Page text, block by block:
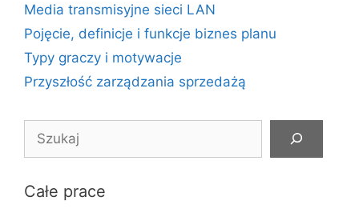
Media transmisyjne sieci LAN
Pojęcie, definicje i funkcje biznes planu
Typy graczy i motywacje
Przyszłość zarządzania sprzedażą
Całe prace